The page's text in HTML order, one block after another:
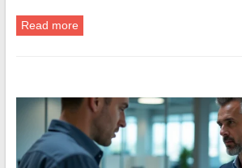
Read more